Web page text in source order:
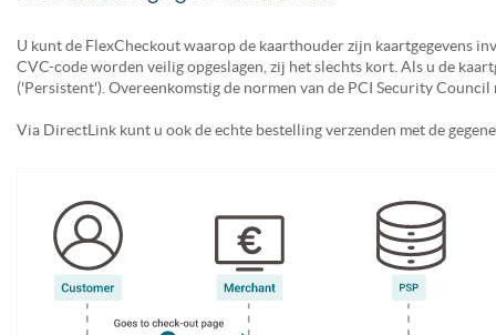
U kunt de FlexCheckout waarop de kaarthouder zijn kaartgegevens
CVC-code worden veilig opgeslagen, zij het slechts kort. Als u de
('Persistent'). Overeenkomstig de normen van de PCI Security
Via DirectLink kunt u ook de echte bestelling verzenden met de